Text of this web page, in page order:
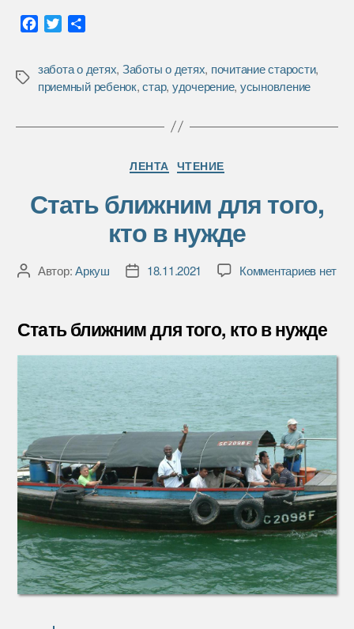
F
e
b
o
T
t
t
r
р
а
и
Метки
забота о детях, Заботы о детях, почитание старости,
приемный ребенок,стар, удочерение, усыновление
Рубрики
ЛЕНТА ЧТЕНИЕ
Стать ближним для того,
кто в нужде
АвторАвтор:Аркуш
Дата18.11.2021 Комментариевк
для
того,
в
нужде
нет
Стать ближним для того, кто в нужде